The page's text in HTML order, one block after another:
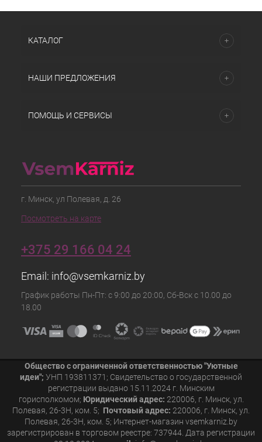
КАТАЛОГ
НАШИ ПРЕДЛОЖЕНИЯ
ПОМОЩЬ И СЕРВИСЫ
г. Минск, ул Полевая, д. 26
Посмотреть на карте
+375 29 166 04 24
Email: info@vsemkarniz.by
График работы Пн-Пт: с 9:00 до 20:00, Сб-Вск с 10.00 до
18.00
Общество с ограниченной ответственностью "Уютные
идеи"; УНП 193811371; Свидетельство о государственной
регистрации выдано 15.11.2024 г. Минским
горисполкомом; Юридический адрес: 220006, г. Минск, ул.
Полевая, 26-3Н, ком. 5; Почтовый адрес: 220006, г. Минск, ул.
Полевая, 26-3Н, ком. 5; Интернет-магазин vsemkarniz.by
зарегистрирован в торговом реестре: 737944. Дата регистрации